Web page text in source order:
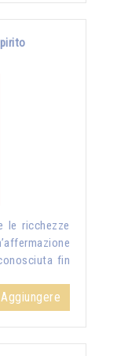
le ricchezze
fin
Aggiungere